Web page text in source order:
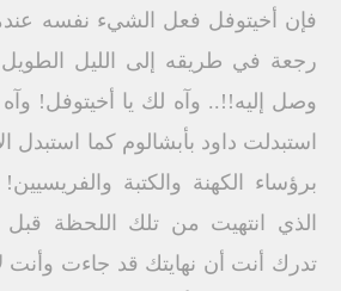
فإن أخيتوفل فعل الشيء نفسه
رجعة في طريقه إلى الليل الطويل
وصل إليه!!.. وآه لك يا أخيتوفل!
استبدلت داود بأبشالوم كما
برؤساء الكهنة والكتبة
الذي انتهيت من تلك اللحظة
تدرك أنت أن نهايتك قد جاءت وأنت